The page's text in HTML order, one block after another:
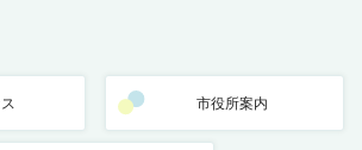
市役所案内